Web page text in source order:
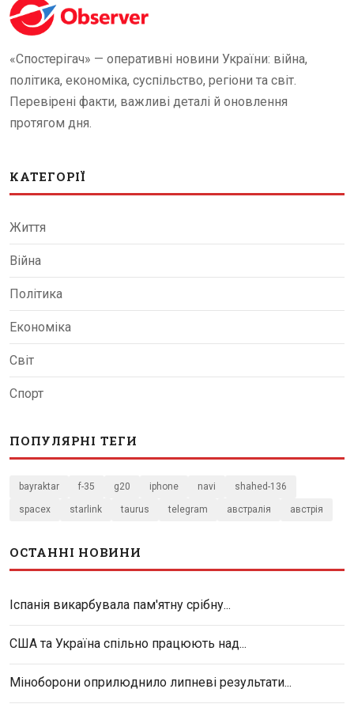
«Спостерігач» — оперативні новини України: війна,
політика, економіка, суспільство, регіони та світ.
Перевірені факти, важливі деталі й оновлення
протягом дня.
КАТЕГОРІЇ
Життя
Війна
Політика
Економіка
Світ
Спорт
ПОПУЛЯРНІ ТЕГИ
bayraktar f-35 g20 iphone navi shahed-136
spacex starlink taurus telegram австралія австрія
ОСТАННІ НОВИНИ
Іспанія викарбувала пам'ятну срібну...
США та Україна спільно працюють над...
Міноборони оприлюднило липневі результати...